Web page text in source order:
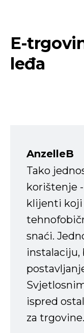
E-
leđa
AnzelleB
Tako
korištenje
klijenti koji
snaći.
instalaciju,
ispred
za trgovine.